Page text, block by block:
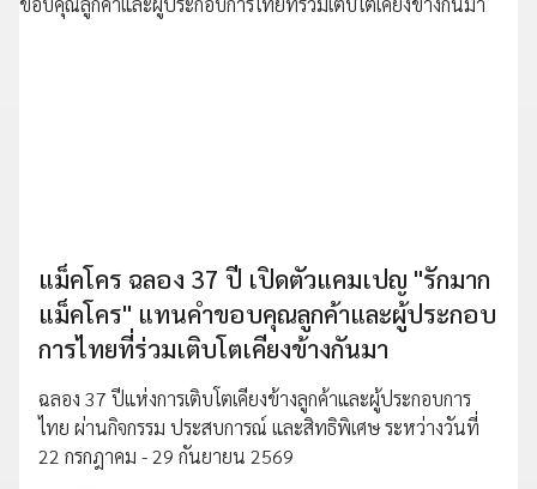
แม็คโคร ฉลอง 37 ปี เปิดตัวแคมเปญ "รักมาก
แม็คโคร" แทนคำขอบคุณลูกค้าและผู้ประกอบ
การไทยที่ร่วมเติบโตเคียงข้างกันมา
ฉลอง 37 ปีแห่งการเติบโตเคียงข้างลูกค้าและผู้ประกอบการ
ไทย ผ่านกิจกรรม ประสบการณ์ และสิทธิพิเศษ ระหว่างวันที่
22 กรกฎาคม - 29 กันยายน 2569